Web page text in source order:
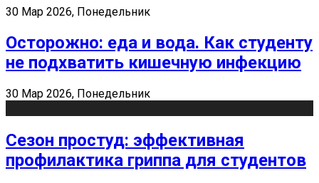
30 Мар 2026, Понедельник
Осторожно: еда и вода. Как студенту
не подхватить кишечную инфекцию
30 Мар 2026, Понедельник
Сезон простуд: эффективная
профилактика гриппа для студентов